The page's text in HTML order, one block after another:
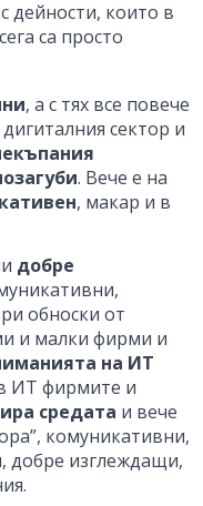
дейности, които в
са просто
, а с тях все повече
сектор и
. Вече е на
, макар и в
добре
обноски от
и малки фирми и
на ИТ
ИТ фирмите и
средата и вече
комуникативни,
добре изглеждащи,